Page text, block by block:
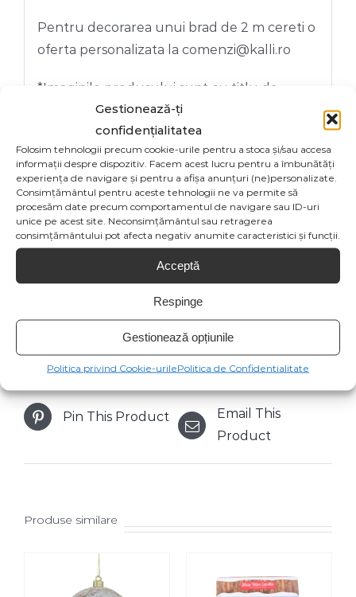
Gestionează-ți
confidențialitatea
Folosim tehnologii precum cookie-urile pentru a stoca și/sau accesa
informații despre dispozitiv. Facem acest lucru pentru a îmbunătăți
experiența de navigare și pentru a afișa anunțuri (ne)personalizate.
Consimțământul pentru aceste tehnologii ne va permite să
procesăm date precum comportamentul de navigare sau ID-uri
unice pe acest site. Neconsimțământul sau retragerea
consimțământului pot afecta negativ anumite caracteristici și funcții.
Acceptă
Respinge
Gestionează opțiunile
Politica privind Cookie-urilePolitica de Confidentialitate
Pentru decorarea unui brad de 2 m cereti o
oferta personalizata la comenzi@kalli.ro
*Imaginile produsului sunt cu titlu de
prezentare si pot contine accesorii
neincluse in colet. Exista posibilitatea ca
specificatiile de culoare sa fie afisate eronat
in functie de dispozitivul vizual folosit de
tine sau pot suferi modificari de la
producatorul produsului.
Share On
Facebook
Tweet This
Product
Pin This Product
Email This
Product
Produse similare